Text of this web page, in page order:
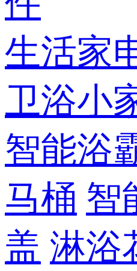
生活家
卫浴小
智能浴
马桶 智
盖 淋浴